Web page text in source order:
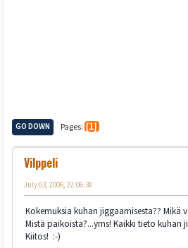
GO DOWN Pages 1
Vilppeli
July 03, 2006, 22:06:38
Kokemuksia kuhan jiggaamisesta?? Mikä
Mistä paikoista?...yms! Kaikki tieto kuhan
Kiitos! :-)